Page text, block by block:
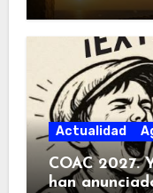
Actualidad
COAC 2027.
han